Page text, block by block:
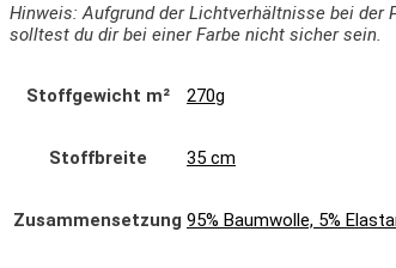
Hinweis: Aufgrund der Lichtverhältnisse bei der
solltest du dir bei einer Farbe nicht sicher sein.
Stoffgewicht m² 270g
Stoffbreite 35 cm
Zusammensetzung 95% Baumwolle, 5%